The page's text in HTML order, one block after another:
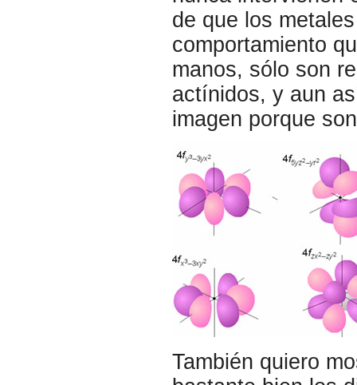
de que los
comportamiento
manos, sólo son
actínidos, y aun
imagen porque
También quiero